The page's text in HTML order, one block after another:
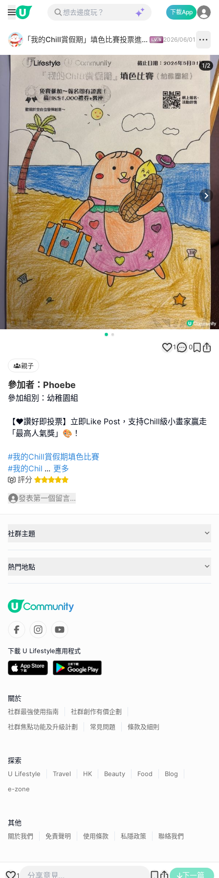
下載App
「我的Chill賞假期」填色比賽投票進行中✅ 2026/06/01
1/2
1 0
親子
參加者：Phoebe
參加組別：幼稚園組
【❤️讚好即投票】立即Like Post，支持Chill級小畫家贏走
「最高人氣獎」🎨！
#我的Chill賞假期填色比賽
#我的Chil ... 更多
評分
發表第一個留言...
1 下一篇
社群主題
熱門地點
下載 U Lifestyle應用程式
關於
社群最強使用指南
社群創作有價企劃
社群焦點功能及升級計劃
常見問題 條款及細則
探索
U Lifestyle Travel HK Beauty Food
Blog
e-zone
其他
關於我們 免責聲明 使用條款 私隱政策 聯絡我們
香港經濟日報版權所有©